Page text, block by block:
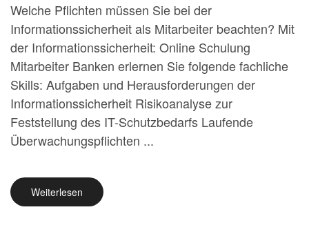
Welche Pflichten müssen Sie bei der
Informationssicherheit als Mitarbeiter beachten? Mit
der Informationssicherheit: Online Schulung
Mitarbeiter Banken erlernen Sie folgende fachliche
Skills: Aufgaben und Herausforderungen der
Informationssicherheit Risikoanalyse zur
Feststellung des IT-Schutzbedarfs Laufende
Überwachungspflichten ...
Weiterlesen